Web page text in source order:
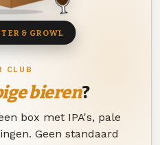
CLUB
bieren?
box met IPA's, pale
Geen standaard
& GROWL